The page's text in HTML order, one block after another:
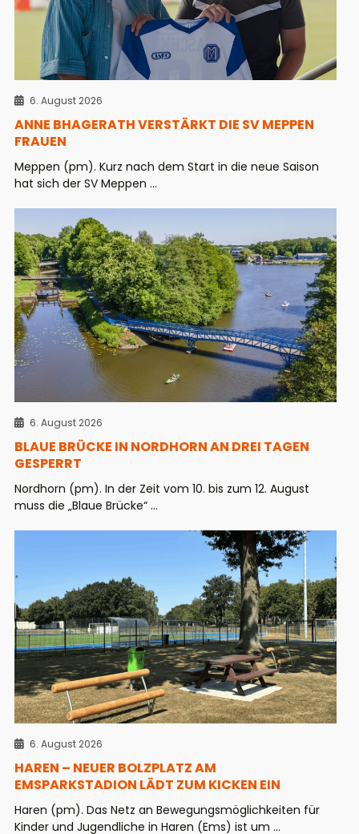
6. August 2026
ANNE BHAGERATH VERSTÄRKT DIE SV MEPPEN
FRAUEN
Meppen (pm). Kurz nach dem Start in die neue Saison
hat sich der SV Meppen ...
6. August 2026
BLAUE BRÜCKE IN NORDHORN AN DREI TAGEN
GESPERRT
Nordhorn (pm). In der Zeit vom 10. bis zum 12. August
muss die „Blaue Brücke“ ...
6. August 2026
HAREN – NEUER BOLZPLATZ AM
EMSPARKSTADION LÄDT ZUM KICKEN EIN
Haren (pm). Das Netz an Bewegungsmöglichkeiten für
Kinder und Jugendliche in Haren (Ems) ist um ...